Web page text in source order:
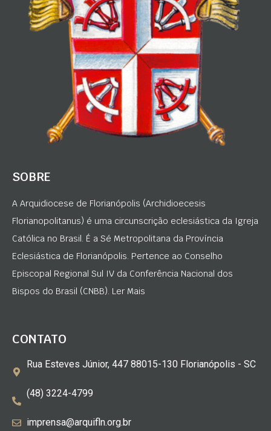
SOBRE
A Arquidiocese de Florianópolis (Archidioecesis
Florianopolitanus) é uma circunscrição eclesiástica da Igreja
Católica no Brasil. É a Sé Metropolitana da Província
Eclesiástica de Florianópolis. Pertence ao Conselho
Episcopal Regional Sul IV da Conferência Nacional dos
Bispos do Brasil (CNBB). Ler Mais
CONTATO
Rua Esteves Júnior, 447 88015-130 Florianópolis - SC
(48) 3224-4799
imprensa@arquifln.org.br